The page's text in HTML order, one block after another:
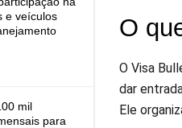
e veículos
mil
para
O
O Visa
dar
Ele